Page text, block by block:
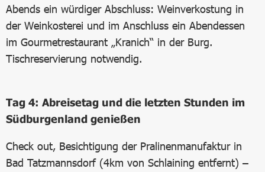
Abends ein würdiger Abschluss: Weinverkostung in
der Weinkosterei und im Anschluss ein Abendessen
im Gourmetrestaurant „Kranich“ in der Burg.
Tischreservierung notwendig.
Tag 4: Abreisetag und die letzten Stunden im
Südburgenland genießen
Check out, Besichtigung der Pralinenmanufaktur in
Bad Tatzmannsdorf (4km von Schlaining entfernt) –